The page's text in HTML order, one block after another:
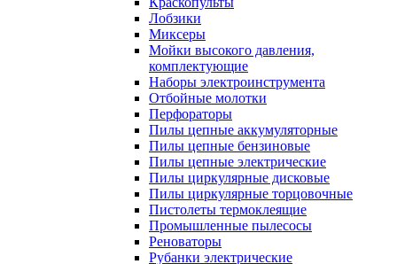
Лобзики
Миксеры
Мойки высокого давления,
комплектующие
Наборы электроинструмента
Отбойные молотки
Перфораторы
Пилы цепные аккумуляторные
Пилы цепные бензиновые
Пилы цепные электрические
Пилы циркулярные дисковые
Пилы циркулярные торцовочные
Пистолеты термоклеящие
Промышленные пылесосы
Реноваторы
Рубанки электрические